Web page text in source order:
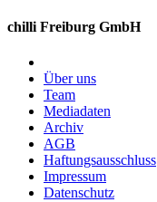
chilli Freiburg GmbH
Über uns
Team
Mediadaten
Archiv
AGB
Haftungsausschluss
Impressum
Datenschutz